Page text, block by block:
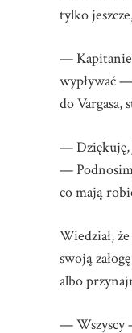
tylko
—
wypływać
do Vargasa,
— Dziękuję,
—
co mają
Wiedział,
swoją
albo
— Wszyscy